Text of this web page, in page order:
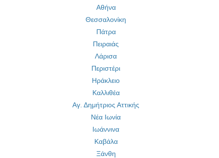
Αθήνα
Θεσσαλονίκη
Πάτρα
Πειραιάς
Λάρισα
Περιστέρι
Ηράκλειο
Καλλιθέα
Αγ. Δημήτριος Αττικής
Νέα Ιωνία
Ιωάννινα
Καβάλα
Ξάνθη